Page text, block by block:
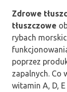
Zdrowe
tłuszczowe
rybach
poprzez
zapalnych. Co
witamin A, D,